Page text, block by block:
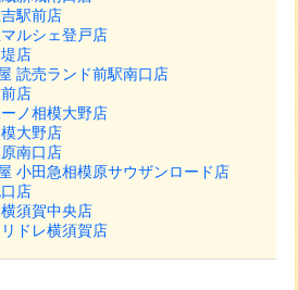
駅前店
ルシェ登戸店
店
読売ランド前駅南口店
店
ノ相模大野店
大野店
南口店
小田急相模原サウザンロード店
店
須賀中央店
ドレ横須賀店